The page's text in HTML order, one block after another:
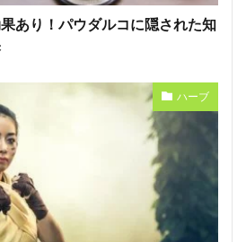
あり！パウダルコに隠された知
ハーブ